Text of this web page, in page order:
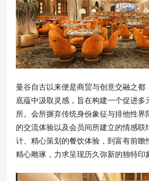
曼谷自古以来便是商贸与创意交融之都
底蕴中汲取灵感，旨在构建一个促进多
所。会所摒弃传统身份象征与排他性界
的交流体验以及会员间所建立的情感
计、精心策划的餐饮体验，到富有前瞻
精心雕琢，力求呈现历久弥新的独特印